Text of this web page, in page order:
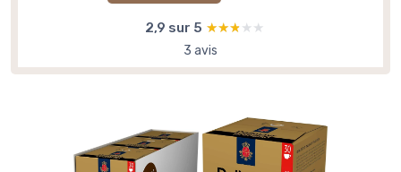
2,9 sur 5 ★★★★★
★★★★★
3 avis